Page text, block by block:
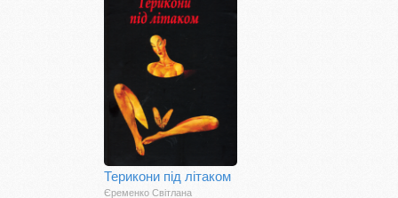
Терикони під літаком
Єременко Світлана